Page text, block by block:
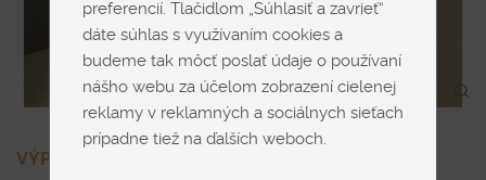
VÝPREDAJ
preferencií. Tlačidlom „Súhlasiť a zavrieť“
dáte súhlas s využívaním cookies a
budeme tak môcť poslať údaje o používaní
nášho webu za účelom zobrazení cielenej
reklamy v reklamných a sociálnych sieťach
prípadne tiež na ďalších weboch.